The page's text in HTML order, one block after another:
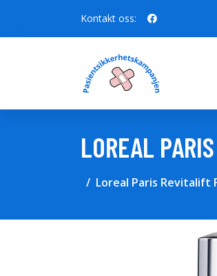
Kontakt oss:
LOREAL
Loreal Paris Revitalift